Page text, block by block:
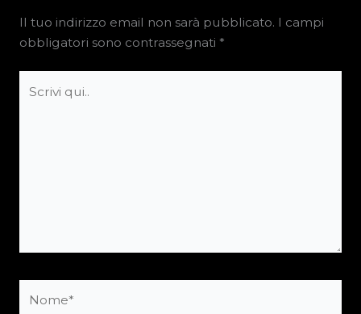
Il tuo indirizzo email non sarà pubblicato. I campi
obbligatori sono contrassegnati *
qui..